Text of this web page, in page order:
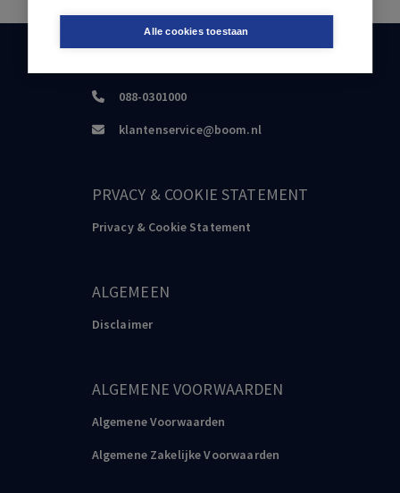
Alle cookies toestaan
088-0301000
klantenservice@boom.nl
PRVACY & COOKIE STATEMENT
Privacy & Cookie Statement
ALGEMEEN
Disclaimer
ALGEMENE VOORWAARDEN
Algemene Voorwaarden
Algemene Zakelijke Voorwaarden